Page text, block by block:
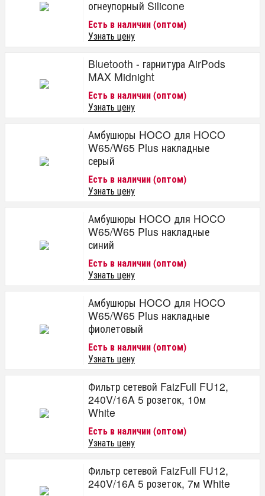
огнеупорный Silicone
Есть в наличии (оптом)
Узнать цену
Bluetooth - гарнитура AirPods
MAX Midnight
Есть в наличии (оптом)
Узнать цену
Амбушюры HOCO для HOCO
W65/W65 Plus накладные
серый
Есть в наличии (оптом)
Узнать цену
Амбушюры HOCO для HOCO
W65/W65 Plus накладные
синий
Есть в наличии (оптом)
Узнать цену
Амбушюры HOCO для HOCO
W65/W65 Plus накладные
фиолетовый
Есть в наличии (оптом)
Узнать цену
Фильтр сетевой FaizFull FU12,
240V/16A 5 розеток, 10м
White
Есть в наличии (оптом)
Узнать цену
Фильтр сетевой FaizFull FU12,
240V/16A 5 розеток, 7м White